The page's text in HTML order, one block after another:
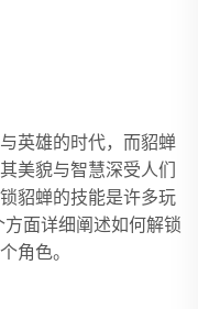
英雄的时代，而貂蝉
美貌与智慧深受人们
貂蝉的技能是许多玩
面详细阐述如何解锁
角色。